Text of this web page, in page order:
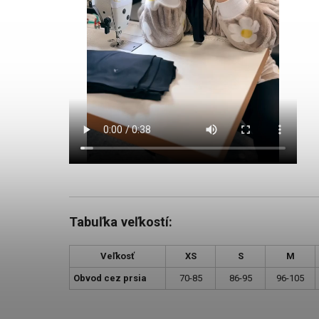
Tabuľka veľkostí:
Veľkosť XS S M
Obvod cez prsia 70-85 86-95 96-105